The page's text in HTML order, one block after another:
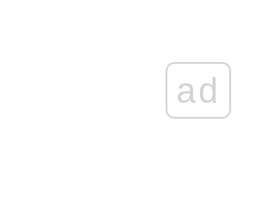
ad